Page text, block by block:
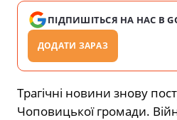
ПІДПИШІТЬСЯ НА НАС В
ДОДАТИ ЗАРАЗ
Трагічні новини знову
Чоповицької громади.